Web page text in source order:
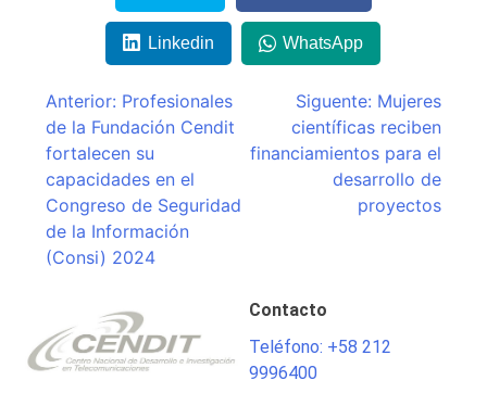
Linkedin WhatsApp
Navegación
de
entradas
Anterior: Profesionales
de la Fundación Cendit
fortalecen su
capacidades en el
Congreso de Seguridad
de la Información
(Consi) 2024
Siguente: Mujeres
científicas reciben
financiamientos para el
desarrollo de
proyectos
Contacto
Teléfono: +58 212
9996400